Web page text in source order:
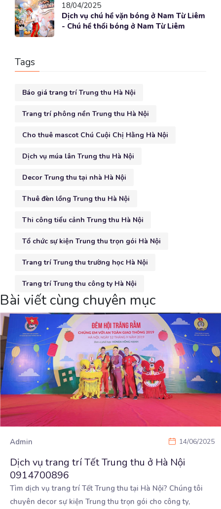
18/04/2025
Dịch vụ chú hề vặn bóng ở Nam Từ Liêm
- Chú hề thổi bóng ở Nam Từ Liêm
Tags
Báo giá trang trí Trung thu Hà Nội
Trang trí phông nền Trung thu Hà Nội
Cho thuê mascot Chú Cuội Chị Hằng Hà Nội
Dịch vụ múa lân Trung thu Hà Nội
Decor Trung thu tại nhà Hà Nội
Thuê đèn lồng Trung thu Hà Nội
Thi công tiểu cảnh Trung thu Hà Nội
Tổ chức sự kiện Trung thu trọn gói Hà Nội
Trang trí Trung thu trường học Hà Nội
Trang trí Trung thu công ty Hà Nội
Bài viết cùng chuyên mục
Admin 14/06/2025
Dịch vụ trang trí Tết Trung thu ở Hà Nội
0914700896
Tìm dịch vụ trang trí Tết Trung thu tại Hà Nội? Chúng tôi
chuyên decor sự kiện Trung thu trọn gói cho công ty,